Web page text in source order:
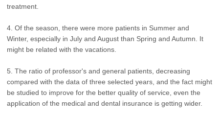
treatment.
4. Of the season, there were more patients in Summer and
Winter, especially in July and August than Spring and Autumn. It
might be related with the vacations.
5. The ratio of professor's and general patients, decreasing
compared with the data of three selected years, and the fact might
be studied to improve for the better quality of service, even the
application of the medical and dental insurance is getting wider.